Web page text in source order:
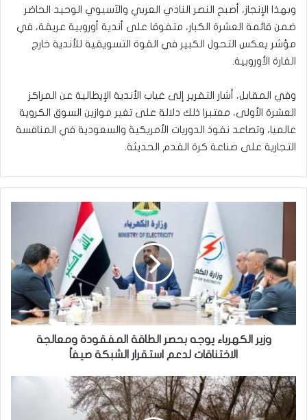
وبهذا الإنجاز، أصبح النصر النادي العربي والآسيوي الوحيد الحاضر
ضمن قائمة العشرة الكبار، متفوقا على أندية أوروبية عريقة، في
مؤشر يعكس التحول الكبير في القوة التسويقية للأندية خارج
القارة الأوروبية.
وفي المقابل، أشار التقرير إلى غياب الأندية الإيطالية عن المراكز
العشرة الأولى، معتبرا ذلك دلالة على تغير موازين السوق الكروية
عالميا، وتصاعد نفوذ الدوريات الأمريكية والسعودية في المنافسة
التجارية على صناعة كرة القدم الحديثة.
الطاقة
المفقودة
ومعالجة
الاختناقات
لدعم
استقراروزير الكهرباء يوجه بحصر الطاقة المفقودة ومعالجة
الاختناقات لدعم استقرار الشبكة صيفاً
إيران
تعيد
فتح